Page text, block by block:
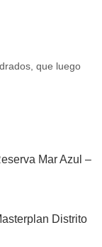
que luego
Mar Azul –
Distrito